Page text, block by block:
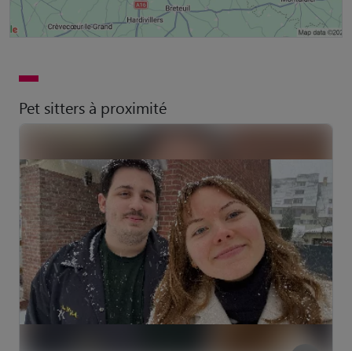
Pet sitters à proximité